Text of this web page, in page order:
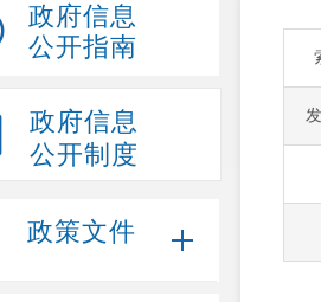
政府信息
公开指南
政府信息
公开制度
政策文件